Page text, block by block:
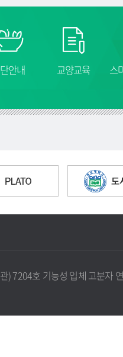
안내 교양교육
스
7204호 기능성 입체 고분자